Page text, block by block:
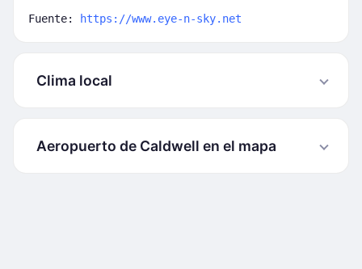
Fuente: https://www.eye-n-sky.net
Clima local
Aeropuerto de Caldwell en el mapa